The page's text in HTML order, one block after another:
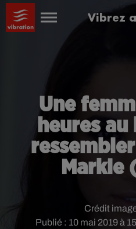
Vibrez
Une
heures
Markle
Publié : 10 mai 2019 à
Crédit